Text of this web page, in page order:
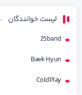
لیست خوانندگان
25band
Baek Hyun
ColdPlay